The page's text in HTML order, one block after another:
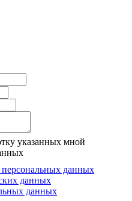
указанных мной
данных
данных
данных